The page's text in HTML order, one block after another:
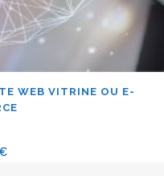
WEB VITRINE OU E-
€